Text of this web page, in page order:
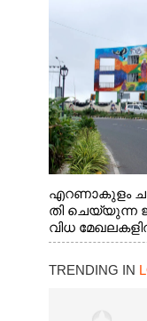
എറണാകുളം
തി ചെയ്യുന്ന
വിധ
സ്ത്രീകളുടെ
TRENDING IN